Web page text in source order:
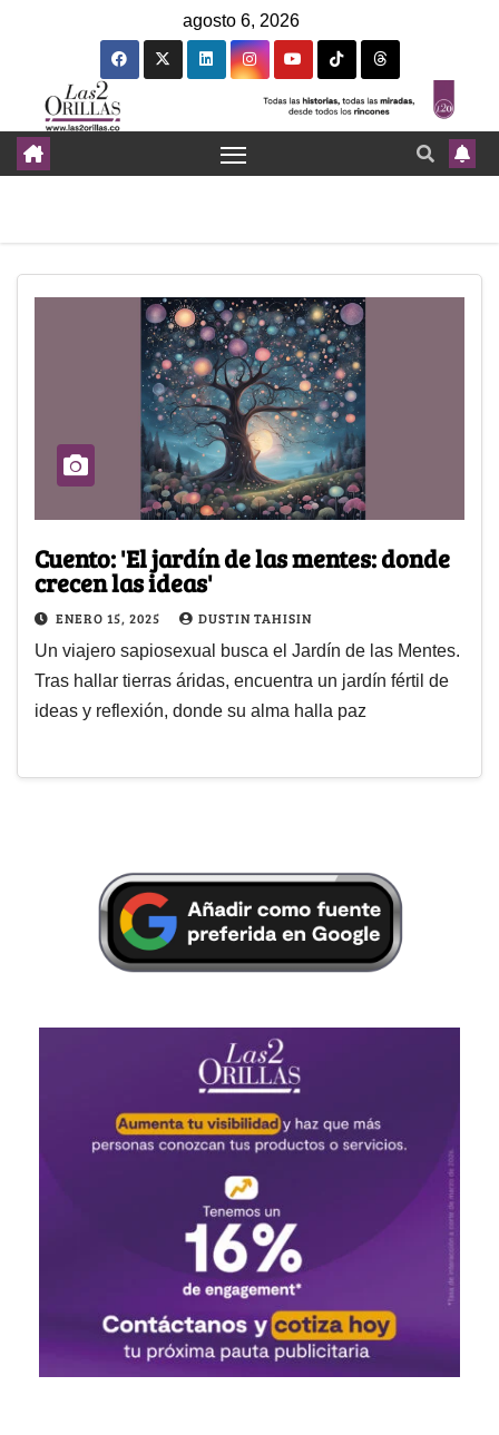
agosto 6, 2026
Cuento: 'El jardín de las mentes: donde
crecen las ideas'
ENERO 15, 2025 DUSTIN TAHISIN
Un viajero sapiosexual busca el Jardín de las Mentes.
Tras hallar tierras áridas, encuentra un jardín fértil de
ideas y reflexión, donde su alma halla paz